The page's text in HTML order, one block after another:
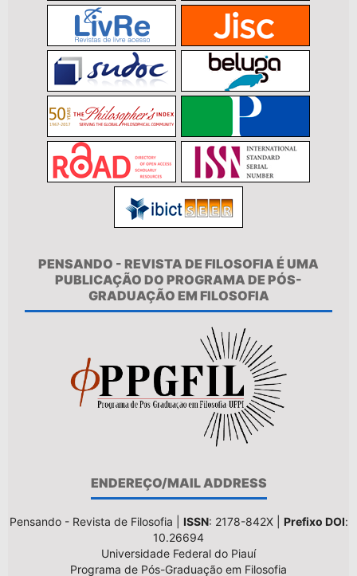
PENSANDO - REVISTA DE FILOSOFIA É UMA
PUBLICAÇÃO DO PROGRAMA DE PÓS-
GRADUAÇÃO EM FILOSOFIA
ENDEREÇO/MAIL ADDRESS
Pensando - Revista de Filosofia | ISSN: 2178-842X | Prefixo DOI:
10.26694
Universidade Federal do Piauí
Programa de Pós-Graduação em Filosofia